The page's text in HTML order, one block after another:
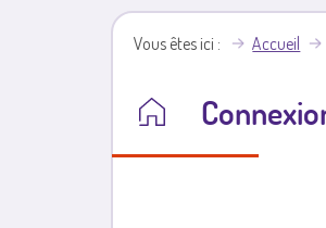
Vous êtes ici Accueil